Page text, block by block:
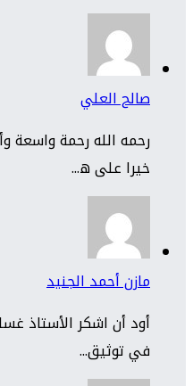
صالح العلي
رحمه الله رحمة واسعة
خيرا على ه...
مازن أحمد الجنيد
أود أن اشكر الأستاذ
في توثيق...